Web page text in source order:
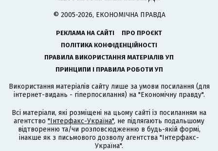
© 2005-2026, ЕКОНОМІЧНА ПРАВДА
РЕКЛАМА НА САЙТІ
ПРО ПРОЄКТ
ПОЛІТИКА КОНФІДЕНЦІЙНОСТІ
ПРАВИЛА ВИКОРИСТАННЯ МАТЕРІАЛІВ УП
ПРИНЦИПИ І ПРАВИЛА РОБОТИ УП
Використання матеріалів сайту лише за умови посилання (для
інтернет-видань - гіперпосилання) на "Економічну правду".
Всі матеріали, які розміщені на цьому сайті із посиланням на
агентство "Інтерфакс-Україна", не підлягають подальшому
відтворенню та/чи розповсюдженню в будь-якій формі,
інакше як з письмового дозволу агентства "Інтерфакс-
Україна".